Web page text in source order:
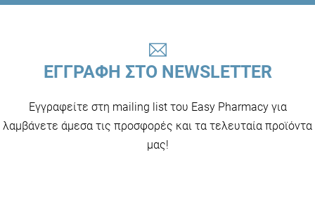
ΕΓΓΡΑΦΗ ΣΤΟ NEWSLETTER
Εγγραφείτε στη mailing list του Easy Pharmacy για
λαμβάνετε άμεσα τις προσφορές και τα τελευταία προϊόντα
μας!